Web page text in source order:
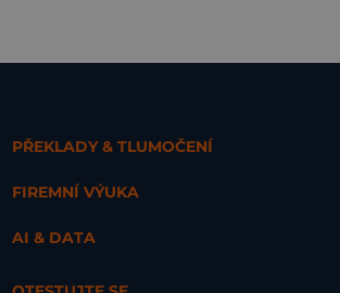
PŘEKLADY & TLUMOČENÍ
FIREMNÍ VÝUKA
AI & DATA